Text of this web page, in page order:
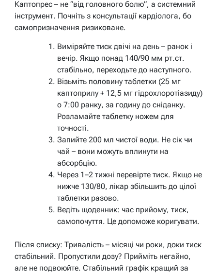
Каптопрес – не “від головного болю”, а системний
інструмент. Почніть з консультації кардіолога, бо
самопризначення ризиковане.
Виміряйте тиск двічі на день – ранок і
вечір. Якщо понад 140/90 мм рт.ст.
стабільно, переходьте до наступного.
Візьміть половину таблетки (25 мг
каптоприлу + 12,5 мг гідрохлоротіазиду)
о 7:00 ранку, за годину до сніданку.
Розламайте таблетку ножем для
точності.
Запийте 200 мл чистої води. Не сік чи
чай – вони можуть вплинути на
абсорбцію.
Через 1–2 тижні перевірте тиск. Якщо не
нижче 130/80, лікар збільшить до цілої
таблетки разово.
Ведіть щоденник: час прийому, тиск,
самопочуття. Це допоможе коригувати.
Після списку: Тривалість – місяці чи роки, доки тиск
стабільний. Пропустили дозу? Прийміть негайно,
але не подвоюйте. Стабільний графік кращий за